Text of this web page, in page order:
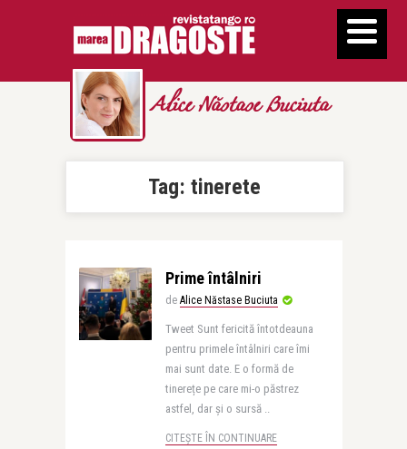
Alice Năstase Buciuta
Tag: tinerete
Prime întâlniri
de Alice Năstase Buciuta
Tweet Sunt fericită întotdeauna
pentru primele întâlniri care îmi
mai sunt date. E o formă de
tinerețe pe care mi-o păstrez
astfel, dar și o sursă ..
CITEȘTE ÎN CONTINUARE